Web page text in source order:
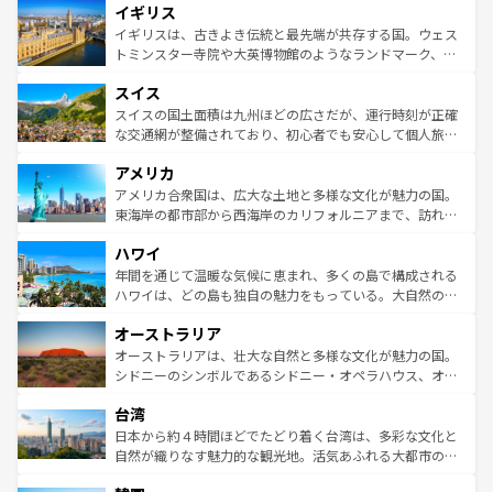
いる。シャンパンの発祥地であるランス、プロヴァンスの
香り高いラベンダー畑など、多彩な楽しみ方が可能だ。さ
らに、パリ以外の地域にも魅力が溢れており、どの街角に
れる地方に足を運ぶとそれぞれで全く異なる文化を体験で
きるだろう。 なお、新着のフランス情報はコンテンツ一覧
を参照してほしい。
顔を持つこの国は、どこを歩いても飽きることがない。ベ
ルリンの文化的活気、バイエルン州のアルプスの絶景、そ
してライン川沿いのワイン畑といった風景は必見。ビール
は、お酒好きな人にはぜひ体験してほしい。 なお、新着の
ドイツ情報はコンテンツ一覧を参照してほしい。
イギリス
イギリスは、古きよき伝統と最先端が共存する国。ウェス
トミンスター寺院や大英博物館のようなランドマーク、歴
リアごとに異なる魅力がある。また、優雅なアフタヌーン
ティー、ビール好きにはたまらない英国パブ、サッカー観
戦など、本場だからこそできる体験も豊富。イギリスを旅
ンツ一覧を参照してほしい。
スイス
スイスの国土面積は九州ほどの広さだが、運行時刻が正確
な交通網が整備されており、初心者でも安心して個人旅行
の建物がそのまま残る町や、スイスならではのユニークな
博物館もあり、アルプス観光だけでなく町歩きも満喫する
ことができる。国民の所得が高いため物価も高いが、旅行
ば市内交通費無料で観光を楽しむこともできる。 なお、新
着のスイス情報はコンテンツ一覧 を参照してほしい。
アメリカ
アメリカ合衆国は、広大な土地と多様な文化が魅力の国。
東海岸の都市部から西海岸のカリフォルニアまで、訪れる
のような巨大都市は、観光、ショッピング、エンターテイ
ンメントが詰まった刺激的なスポットだ。一方、アメリカ
西部には大自然が広がり、グランドキャニオンやイエロー
部のニューオーリンズでは、音楽と美食が融合した独特の
文化が魅力。旅行者はアメリカの各地域で異なる魅力を楽
しみながら、その多様性と豊かな歴史を感じることができ
ならではの贅沢な旅のスタイルだ。 なお、新着のアメリカ
情報はコンテンツ一覧を参照してほしい。
ハワイ
年間を通じて温暖な気候に恵まれ、多くの島で構成される
ハワイは、どの島も独自の魅力をもっている。大自然の神
ワイ島は見逃せない。また、定番の観光地といえばオアフ
島だが、静かな自然を求めるならマウイ島やカウアイ島が
おすすめ。エメラルドグリーンに輝く海をはじめ、豊かな
れるおもてなしの心で訪れる人々を迎えてくれるハワイの
人々、おいしいローカルフードやハワイアンミュージッ
ク、伝統的なフラダンスなど、すべてがハワイの魅力を彩
オーストラリア
オーストラリアは、壮大な自然と多様な文化が魅力の国。
シドニーのシンボルであるシドニー・オペラハウス、オー
リアリーフや大陸中央部にそびえるウルル（エアーズロッ
ク）、タスマニアの美しい原生林やケアンズの熱帯雨林な
ど、見どころがたくさん。また、カフェやワイン、オージ
台湾
日本から約４時間ほどでたどり着く台湾は、多彩な文化と
自然が織りなす魅力的な観光地。活気あふれる大都市の台